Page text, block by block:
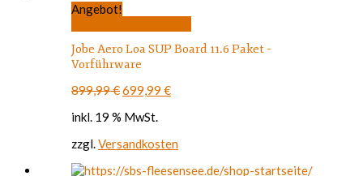
Angebot!
Jobe Aero Loa SUP Board 11.6 Paket –
Vorführware
899,99€Ursprünglicher
war:
699,99 €Aktueller
inkl. 19 % MwSt.
zzgl. Versandkosten